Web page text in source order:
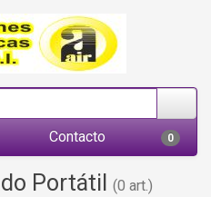
Contacto 0
Portátil (0 art.)